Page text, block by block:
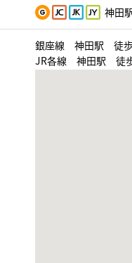
神田
銀座線 神田駅 徒
JR各線 神田駅 徒